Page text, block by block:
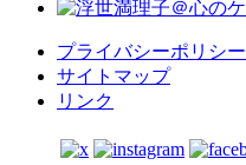
プライバシーポリシー
サイトマップ
リンク